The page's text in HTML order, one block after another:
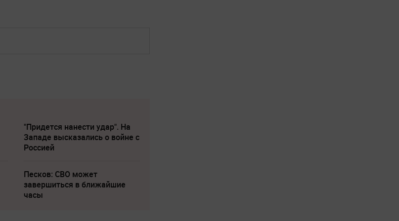
"Придется нанести удар". На
Западе высказались о войне с
Россией
Песков: СВО может
завершиться в ближайшие
часы